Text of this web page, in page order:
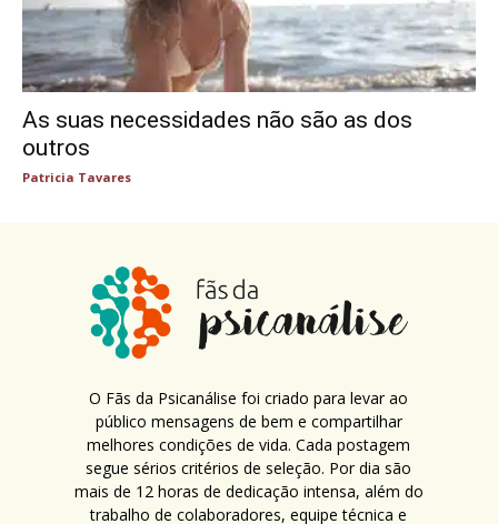
As suas necessidades não são as dos
outros
Patricia Tavares
O Fãs da Psicanálise foi criado para levar ao
público mensagens de bem e compartilhar
melhores condições de vida. Cada postagem
segue sérios critérios de seleção. Por dia são
mais de 12 horas de dedicação intensa, além do
trabalho de colaboradores, equipe técnica e